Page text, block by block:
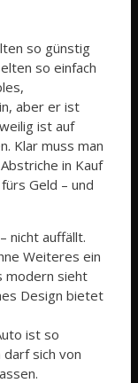
so günstig
so einfach
aber er ist
ist auf
Klar muss man
in Kauf
Geld – und
nicht auffällt.
Weiteres ein
modern sieht
Design bietet
ist so
darf sich von